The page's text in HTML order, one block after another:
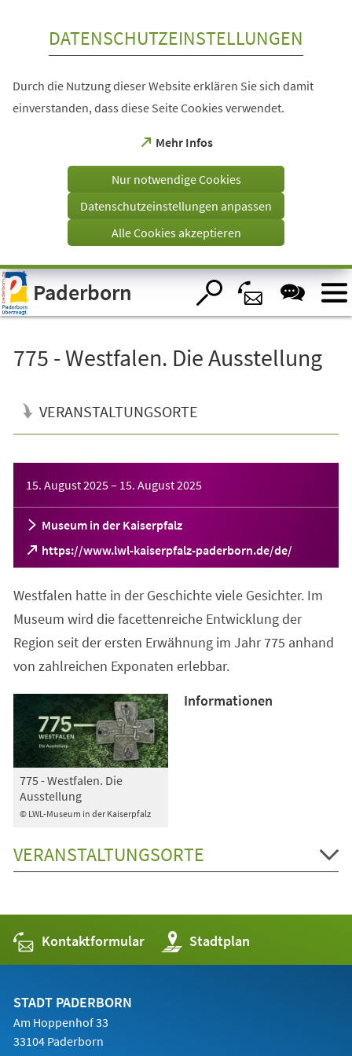
Visuelle
Assistenzsoftware
öffnen.
DATENSCHUTZEINSTELLUNGEN
Durch die Nutzung dieser Website erklären Sie sich damit
einverstanden, dass diese Seite Cookies verwendet.
Mehr Infos
(Öffnet
einem
Tab)
Nur notwendige Cookies
Datenschutzeinstellungen anpassen
Alle Cookies akzeptieren
Paderborn
775 - Westfalen. Die Ausstellung
VERANSTALTUNGSORTE
15. August 2025– 15. August 2025
Museum in der Kaiserpfalz
https://www.lwl-kaiserpfalz-paderborn.de/de/
(Öffnet
in
neuen
Westfalen hatte in der Geschichte viele Gesichter. Im
Museum wird die facettenreiche Entwicklung der
Region seit der ersten Erwähnung im Jahr 775 anhand
von zahlreichen Exponaten erlebbar.
© LWL-Museum in der Kaiserpfalz
775 - Westfalen. Die
Ausstellung
Informationen
VERANSTALTUNGSORTE
Kontaktformular Stadtplan
(Öffnet
in
einem
STADT PADERBORN
Am Hoppenhof 33
33104 Paderborn